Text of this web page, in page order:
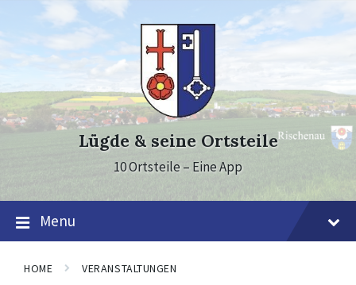
content
main
navigation
footer
Lügde & seine Ortsteile
10 Ortsteile – Eine App
Menu
HOME VERANSTALTUNGEN